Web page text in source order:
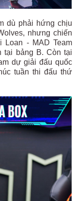
dù phải hứng chịu
nhưng chiến
- MAD Team
tại bảng B. Còn tại
dự giải đấu quốc
tuần thi đấu thứ